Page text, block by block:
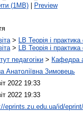
(1MB)| Preview
> LB Теорія і практика
> LB Теорія і практика
педагогіки > Кафедра
Анатоліївна Зимовець
2022 19:33
2022 19:33
eprints.zu.edu.ua/id/